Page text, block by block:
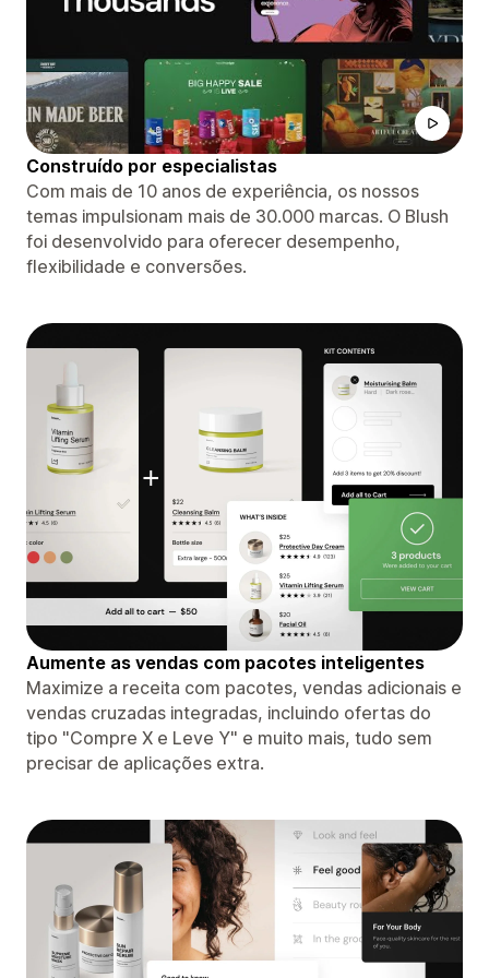
Construído por especialistas
Com mais de 10 anos de experiência, os nossos
temas impulsionam mais de 30.000 marcas. O Blush
foi desenvolvido para oferecer desempenho,
flexibilidade e conversões.
Aumente as vendas com pacotes inteligentes
Maximize a receita com pacotes, vendas adicionais e
vendas cruzadas integradas, incluindo ofertas do
tipo "Compre X e Leve Y" e muito mais, tudo sem
precisar de aplicações extra.